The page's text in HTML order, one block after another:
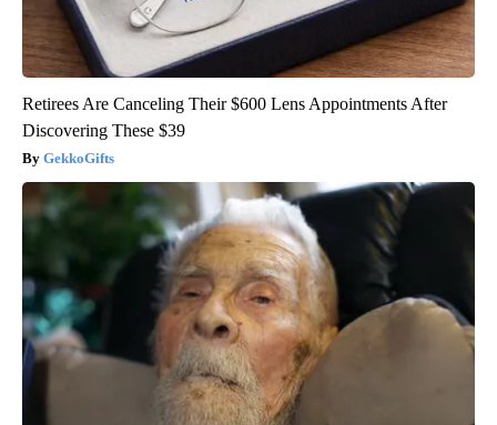
Retirees Are Canceling Their $600 Lens Appointments After
Discovering These $39
GekkoGifts